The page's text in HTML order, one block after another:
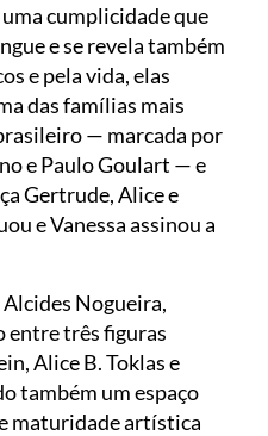
cumplicidade que
e se revela também
e pela vida, elas
das famílias mais
— marcada por
e Paulo Goulart — e
Gertrude, Alice e
e Vanessa assinou a
Nogueira,
três figuras
Alice B. Toklas e
também um espaço
maturidade artística